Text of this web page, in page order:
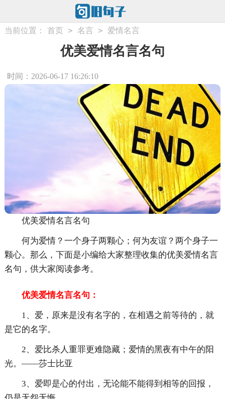
当前位置： 首页 > 名言 > 爱情名言
优美爱情名言名句
时间：2026-06-17 16:26:10
优美爱情名言名句
何为爱情？一个身子两颗心；何为友谊？两个身子一
颗心。那么，下面是小编给大家整理收集的优美爱情名言
名句，供大家阅读参考。
优美爱情名言名句：
1、爱，原来是没有名字的，在相遇之前等待的，就
是它的名字。
2、爱比杀人重罪更难隐藏；爱情的黑夜有中午的阳
光。——莎士比亚
3、爱即是心的付出，无论能不能得到相等的回报，